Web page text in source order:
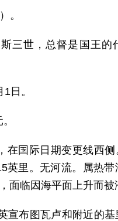
。
三世，总督是国王
日。
在国际日期变更线西
英里。无河流。属热
面临因海平面上升而被
宣布图瓦卢和附近的